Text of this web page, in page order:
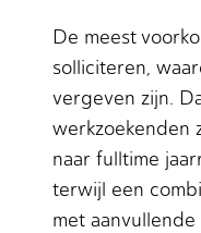
De meest
solliciteren,
vergeven zijn.
werkzoekenden
naar fulltime
terwijl een
met